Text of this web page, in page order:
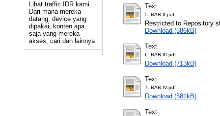
Lihat traffic IDR kami.
Dari mana mereka
datang, device yang
dipakai, konten apa
saja yang mereka
akses, cari dan lainnya
Text
5. BAB II.pdf
Restricted to Repository
Download (586kB)
Text
6. BAB III.pdf
Download (713kB)
Text
7. BAB IV.pdf
Download (581kB)
Text